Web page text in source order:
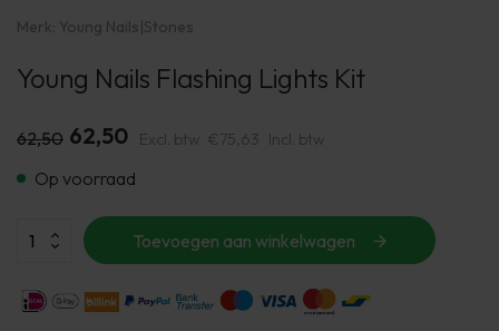
Merk: Young Nails|Stones
Young Nails Flashing Lights Kit
62,50 62,50 Excl. btw €75,63 Incl. btw
Op voorraad
Toevoegen aan winkelwagen